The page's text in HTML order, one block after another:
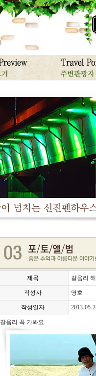
제목 갈음리
작성자 영호
작성일자 2013-05-
갈음리 꼭 가봐요